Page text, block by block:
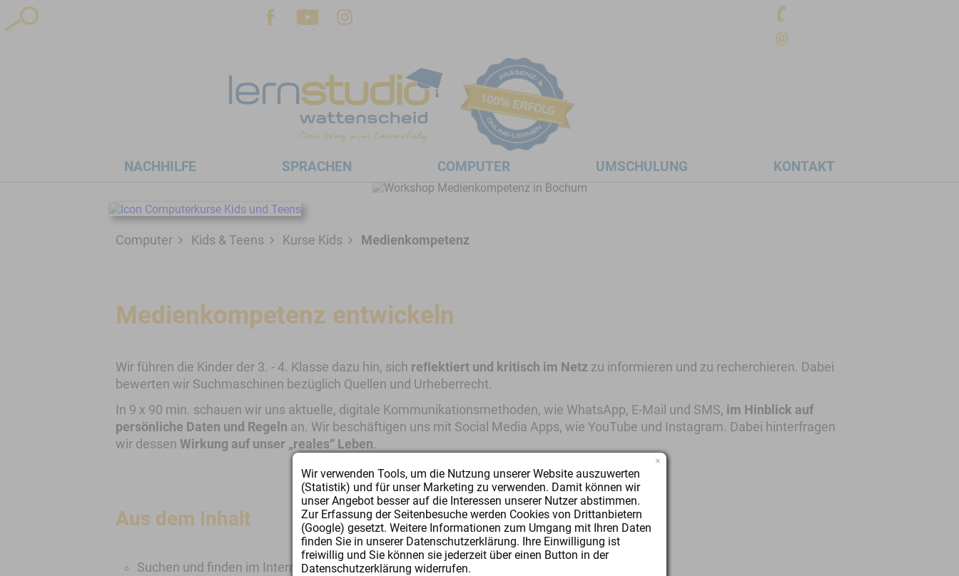
NACHHILFE SPRACHEN COMPUTER UMSCHULUNG KONTAKT
Computer Kids & Teens Kurse Kids Medienkompetenz
Medienkompetenz entwickeln
Wir führen die Kinder der 3. - 4. Klasse dazu hin, sich reﬂektiert und kritisch im Netz zu informieren und zu recherchieren. Dabei
bewerten wir Suchmaschinen bezüglich Quellen und Urheberrecht.
In 9 x 90 min. schauen wir uns aktuelle, digitale Kommunikationsmethoden, wie WhatsApp, E-Mail und SMS, im Hinblick auf
persönliche Daten und Regeln an. Wir beschäftigen uns mit Social Media Apps, wie YouTube und Instagram. Dabei hinterfragen
wir dessen Wirkung auf unser „reales“ Leben.
Aus dem Inhalt
Suchen und finden im Internet
Wir verwenden Tools, um die Nutzung unserer Website auszuwerten
(Statistik) und für unser Marketing zu verwenden. Damit können wir
unser Angebot besser auf die Interessen unserer Nutzer abstimmen.
Zur Erfassung der Seitenbesuche werden Cookies von Drittanbietern
(Google) gesetzt. Weitere Informationen zum Umgang mit Ihren Daten
finden Sie in unserer Datenschutzerklärung. Ihre Einwilligung ist
freiwillig und Sie können sie jederzeit über einen Button in der
Datenschutzerklärung widerrufen.
×